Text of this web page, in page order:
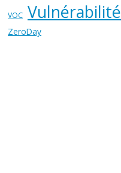
VOC Vulnérabilité
ZeroDay